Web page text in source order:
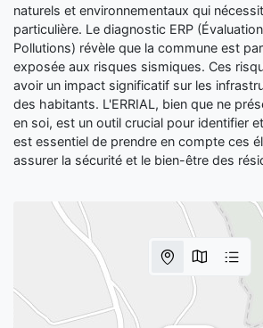
naturels et environnementaux qui
particulière. Le diagnostic ERP
Pollutions) révèle que la commune est
exposée aux risques sismiques. Ces
avoir un impact significatif sur les
des habitants. L'ERRIAL, bien que ne
en soi, est un outil crucial pour identifier
est essentiel de prendre en compte ces
assurer la sécurité et le bien-être des